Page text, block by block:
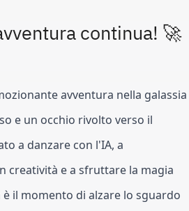
continua! 🚀
avventura nella galassia
e un occhio rivolto verso il
a danzare con l'IA, a
creatività e a sfruttare la magia
il momento di alzare lo sguardo